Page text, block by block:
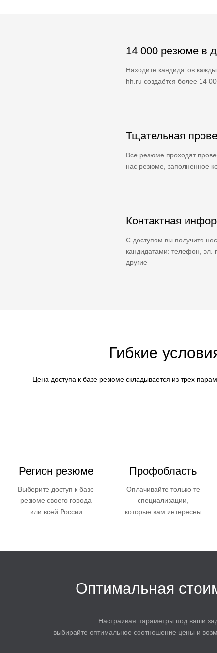
14 000 резюме в
Находите кандидатов
hh.ru создаётся более 14
Тщательная
Все резюме проходят
нас резюме, заполненное
Контактная
С доступом вы получите
кандидатами: телефон, эл.
другие
Гибкие
Цена доступа к базе резюме складывается из трех
Регион резюме
Выберите доступ к базе
резюме своего города
или всей России
Профобласть
Оплачивайте только те
специализации,
которые вам интересны
Оптимальная
Настраивая параметры под ваши
выбирайте оптимальное соотношение цены и